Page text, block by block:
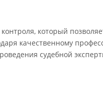
который
качественному
судебной